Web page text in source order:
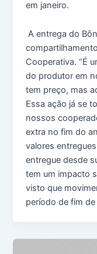
em janeiro.
A entrega do
Cooperativa. “É
do produtor em
tem preço, mas
Essa ação já se
nossos
extra no fim do
valores
entregue desde
tem um impacto
visto que
período de fim